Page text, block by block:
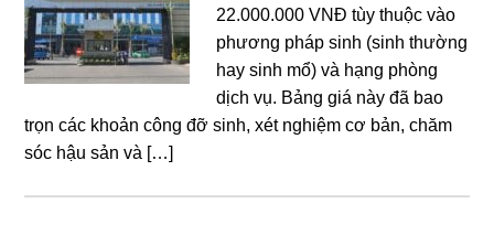
22.000.000 VNĐ tùy thuộc vào
phương pháp sinh (sinh thường
hay sinh mổ) và hạng phòng
dịch vụ. Bảng giá này đã bao
trọn các khoản công đỡ sinh, xét nghiệm cơ bản, chăm
sóc hậu sản và […]